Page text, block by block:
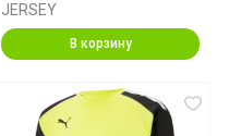
JERSEY
В корзину